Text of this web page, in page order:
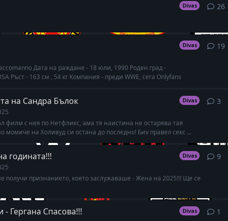
Divas 26
Divas
Дата на раждане - 18 юли, 1990 Роден град -
Ръст - 163 см , 54 кг Компания - преди WWE, сега Onlyfans
19
на Сандра Бълок Divas
филм с нея по Нетфликс, ама тя наистина не остарява тая
на Холивуд си остана до последно! Бих правел секс ...
3
годината!!! Divas
признанието, което заслужаваше - Жена на 2025!!! Ще се
9
Гергана Спасова!!! Divas 1